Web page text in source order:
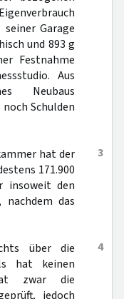
Garage
und 893 g
Festnahme
Aus
Neubaus
Schulden
3
hat der
171.900
insoweit den
das
4
über die
hat keinen
zwar die
jedoch